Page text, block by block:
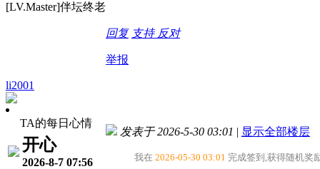
[LV.Master]伴坛终老
回复 支持 反对
举报
li2001
TA的每日心情
开心
2026-8-7 07:56
发表于 2026-5-30 03:01 | 显示全部楼层
我在 2026-05-30 03:01 完成签到,获得随机奖